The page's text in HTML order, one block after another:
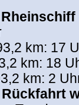
km: 17
km: 18
km: 2